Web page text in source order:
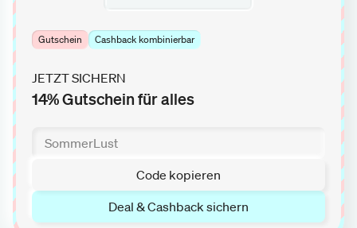
Gutschein Cashback kombinierbar
JETZT SICHERN
14% Gutschein für alles
Code kopieren
Deal & Cashback sichern